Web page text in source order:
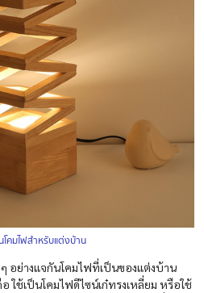
โคมไฟสำหรับแต่งบ้าน
อย่างแจกันโคมไฟที่เป็นของแต่งบ้าน
ใช้เป็นโคมไฟดีไซน์เก๋ทรงเหลี่ยม หรือใช้